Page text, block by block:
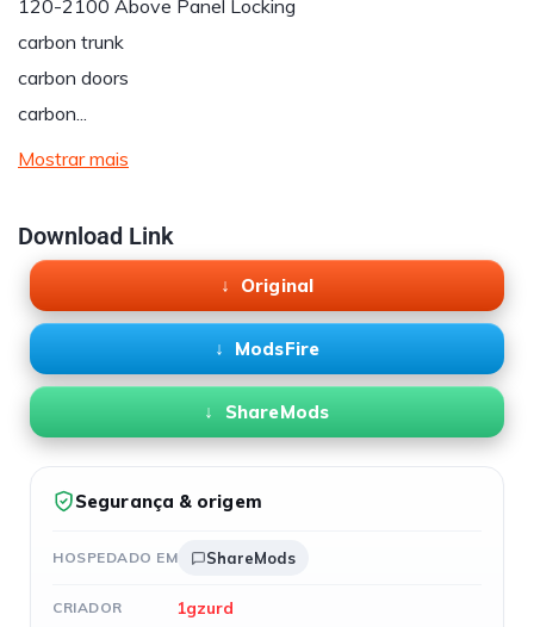
120-2100 Above Panel Locking
carbon trunk
carbon doors
carbon...
Mostrar mais
Download Link
Original
ModsFire
ShareMods
Segurança & origem
HOSPEDADO EM ShareMods
CRIADOR 1gzurd